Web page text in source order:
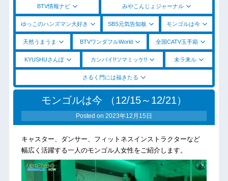
BTV情報ナビ みやこんじょジャーナル
ゆっこのハンズマン大好き SBS元気告知板 モンゴルは今
天然うまうま BTVワンダフルWorld 全国CATV玉手箱
KYUSHUさんぽ カンパイ!!ツマミッケ!! 未ラ来ル
さるく門には福きたる
モンゴルは今 （12/15～12/21）
Posted on 2023年12月15日
キャスター、ダンサー、フィットネスインストラクターなど
幅広く活躍する一人のモンゴル人女性をご紹介します。